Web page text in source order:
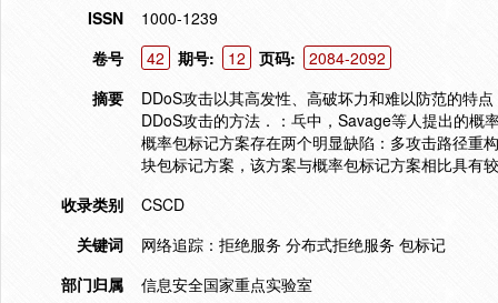
ISSN
1000-1239
卷号
42 期号: 12 页码:
2084-2092
摘要
DDoS攻击以其高发性、高破坏力和难以防范的特
DDoS攻击的方法．：乓中，Savage等人提出的概
概率包标记方案存在两个明显缺陷：多攻击路径重
块包标记方案，该方案与概率包标记方案相比具有
收录类别
CSCD
关键词
网络追踪：拒绝服务 分布式拒绝服务 包标记
部门归属
信息安全国家重点实验室